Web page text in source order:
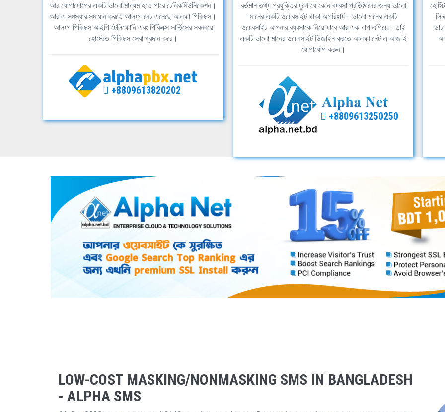
আর যোগাযোগের একটি ভালো মাধ্যম হতে পারে টেলিকমিউনিকেশন।
আর এ সমস্যার সমাধান করতে আলফা নেট এনেছে আলফা পিবিএক্স।
আলফা পিবিএক্স আইপি টেলিফোনি এবং পিবিএক্স সার্ভিসের সবন্বয়ে
হোস্টেড পিবিএক্স সেবা প্রদান করে।
+8809613820202
বর্তমান তথ্য প্রযুক্তির যুগে যে কোন ব্যবসা প্রতিষ্ঠানের জন্য ভালো
মানের একটি ওয়েবসাইট থাকা অপরিহার্য। ভালো মানের একটি
ওয়েবসাইট আপনার ব্যবসাকে নিয়ে যাবে আর এক ধাপ এগিয়ে। তাই
একটি ভালো মানের ওয়েবসাইট ডিজাইন করতে আলফা নেট এ আজ ই
যোগাযোগ করুন।
+8809613250250
LOW-COST MASKING/NONMASKING SMS IN BANGLADESH
- ALPHA SMS